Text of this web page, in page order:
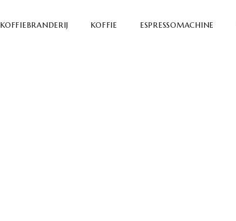
KOFFIEBRANDERIJ KOFFIE ESPRESSOMACHINE